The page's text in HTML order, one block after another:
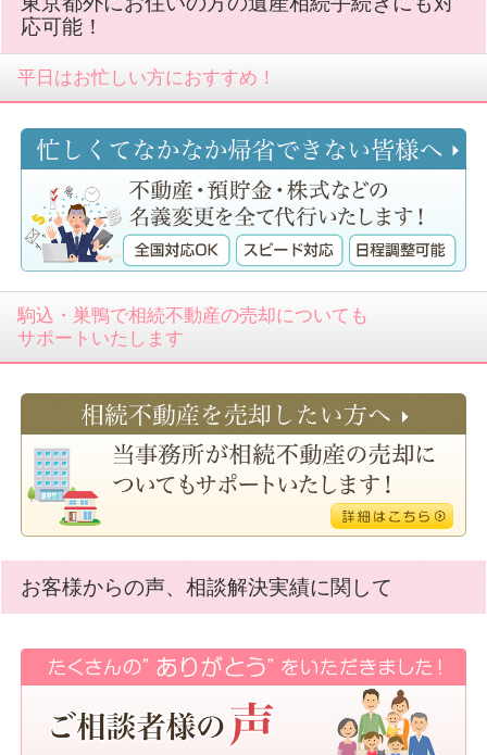
2026.04.30
相続 板橋区 Ｔ・Ｔ 様
相続 印西市 Ｋ・Ｋ 様
2026.04.30
遺言・家族信託 品川区 Ｔ・Ｉ 様
2026.04.30
2026.03.17
何も分からない私共に親切に分かりやすく対応して
豊島区 Ｔ・Ｋ 様）
2026.03.11
事務所も駅近でわかりやすく、相続手続の説明もわ
かりやすく、丁寧な対応に大変満足してます。（相
続・不動産登記 豊島区 Ｋ・Ｔ様）
2026.03.05
今後ますますの活躍を祈ります（相続 板橋区 Ｔ・
Ｔ様）
2026.03.05
全く知識のない状況でしっかり説明して頂いて安心
して進める事ができました。（相続・家族信託・不
動産登記 葛飾区 Ｋ・Ｓ 様）
応可能！
平日はお忙しい方におすすめ！
駒込・巣鴨で相続不動産の売却についても
サポートいたします
お客様からの声、相談解決実績に関して